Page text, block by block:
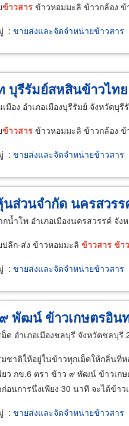
ข้าวสาร ข้าวหอมมะลิ ข้าวกล้อง
: ขายส่งและจัดจำหน่ายข้าวสาร
บุรีรัมย์สหสินข้าวไท
มือง อำเภอเมืองบุรีรัมย์ จังหวัดบุรี
ข้าวสาร ข้าวหอมมะลิ ข้าวกล้อง
: ขายส่งและจัดจำหน่ายข้าวสาร
นส่วนจำกัด นครสวร
น้ำโพ อำเภอเมืองนครสวรรค์ จัง
ปลีก-ส่ง ข้าวหอมมะลิ ข้าวสาร ข้า
: ขายส่งและจัดจำหน่ายข้าวสาร
พัฒน์ ข้าวเกษตรอิน
ด อำเภอเมืองชลบุรี จังหวัดชลบุรี
มชาติให้อยู่ในข้าวทุกเม็ดให้กลิ่นที่
ว กข.6 ตรา ข้าว ๙ พัฒน์ ข้าวเก
อนการนึ่งเพียง 30 นาที จะได้ข้า
: ขายส่งและจัดจำหน่ายข้าวสาร